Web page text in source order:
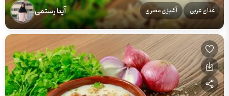
غذای عربی آشپزی مصری آیدا رستمی